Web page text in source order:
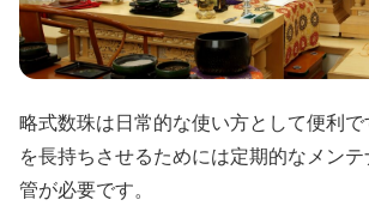
略式数珠は日常的な使い方として便利で
を長持ちさせるためには定期的なメン
管が必要です。